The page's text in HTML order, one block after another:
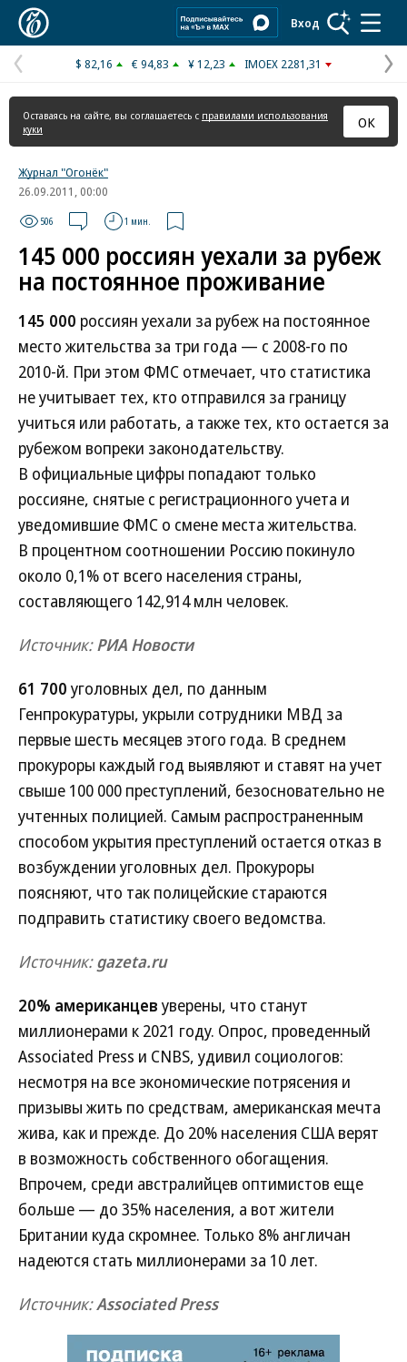
Вход
Предыдущая
страница
$ 82,16 € 94,83 ¥ 12,23 IMOEX 2281,31
Оставаясь на сайте, вы соглашаетесь с правилами использования
куки
ОК
Журнал "Огонёк"
26.09.2011, 00:00
506 1 мин.
145 000 россиян уехали за рубеж
на постоянное проживание
145 000 россиян уехали за рубеж на постоянное
место жительства за три года — с 2008-го по
2010-й. При этом ФМС отмечает, что статистика
не учитывает тех, кто отправился за границу
учиться или работать, а также тех, кто остается за
рубежом вопреки законодательству.
В официальные цифры попадают только
россияне, снятые с регистрационного учета и
уведомившие ФМС о смене места жительства.
В процентном соотношении Россию покинуло
около 0,1% от всего населения страны,
составляющего 142,914 млн человек.
Источник:РИА Новости
61 700 уголовных дел, по данным
Генпрокуратуры, укрыли сотрудники МВД за
первые шесть месяцев этого года. В среднем
прокуроры каждый год выявляют и ставят на учет
свыше 100 000 преступлений, безосновательно не
учтенных полицией. Самым распространенным
способом укрытия преступлений остается отказ в
возбуждении уголовных дел. Прокуроры
поясняют, что так полицейские стараются
подправить статистику своего ведомства.
Источник:gazeta.ru
20% американцев уверены, что станут
миллионерами к 2021 году. Опрос, проведенный
Associated Press и CNBS, удивил социологов:
несмотря на все экономические потрясения и
призывы жить по средствам, американская мечта
жива, как и прежде. До 20% населения США верят
в возможность собственного обогащения.
Впрочем, среди австралийцев оптимистов еще
больше — до 35% населения, а вот жители
Британии куда скромнее. Только 8% англичан
надеются стать миллионерами за 10 лет.
Источник:Associated Press